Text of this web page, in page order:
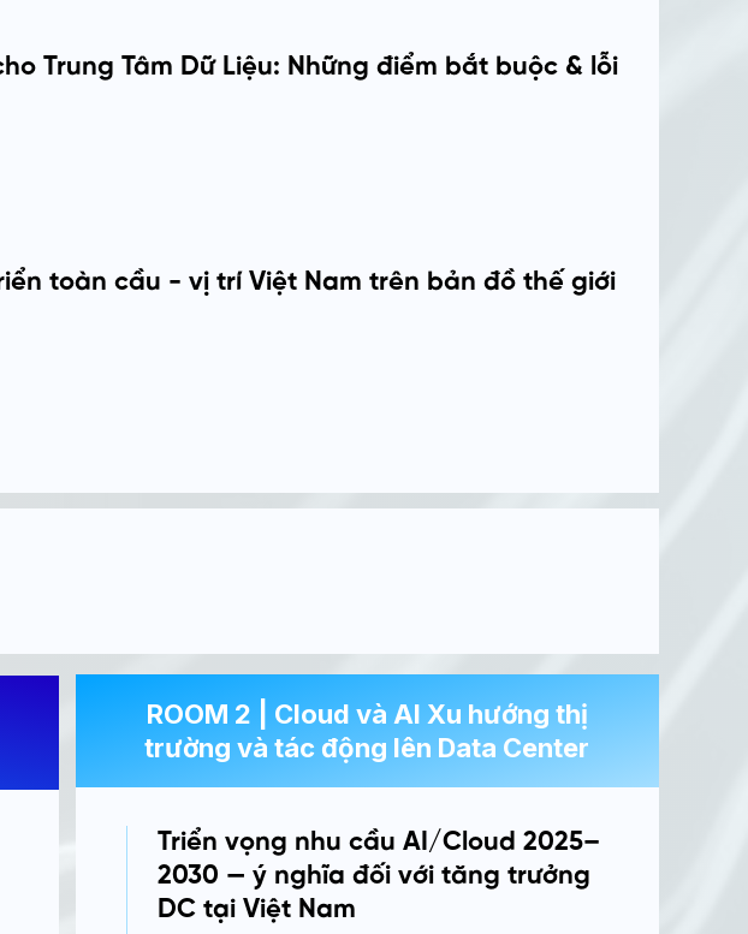
Trung Tâm Dữ Liệu: Những điểm bắt buộc & lỗi
toàn cầu - vị trí Việt Nam trên bản đồ thế giới
ROOM 2 | Cloud và AI Xu hướng thị
trường và tác động lên Data Center
Triển vọng nhu cầu AI/Cloud 2025–
2030 — ý nghĩa đối với tăng trưởng
DC tại Việt Nam